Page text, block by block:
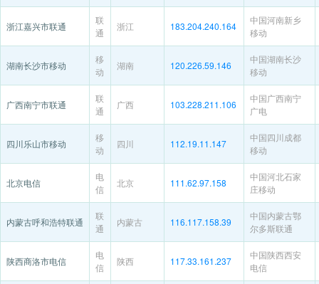
浙江嘉兴市联通
联
通
浙江 183.204.240.164
中国河南新乡
移动
湖南长沙市移动
移
动
湖南 120.226.59.146
中国湖南长沙
移动
广西南宁市联通
联
通
广西 103.228.211.106
中国广西南宁
广电
四川乐山市移动
移
动
四川 112.19.11.147
中国四川成都
移动
北京电信
电
信
北京 111.62.97.158
中国河北石家
庄移动
内蒙古呼和浩特联通
联
通
内蒙古 116.117.158.39
中国内蒙古鄂
尔多斯联通
陕西商洛市电信
电
信
陕西 117.33.161.237
中国陕西西安
电信